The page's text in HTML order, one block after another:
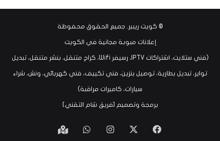
© كويت ريبير . جميع الحقوق محفوظة
إعلانات مبوبة مجانية في الكويت
(فني ستلايت، اشتراكات IPTV، رسيفر Wifi، كراج متنقل، بنشر متنقل، تبديل
تواير، تبديل بطارية، توصيل بنزين، فني تكييف، فني كهربائي، ونش، شراء
سيارات، كاميرات مراقبة)
برمجة وتصميم [فريق شام التقني]
فيسبوك انستقرامواتسابGoogle